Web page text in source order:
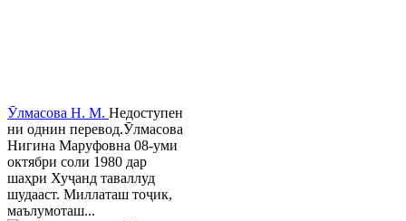
Ӯлмасова Н. М. Недоступен
ни однин перевод.Ӯлмасова
Нигина Маруфовна 08-уми
октябри соли 1980 дар
шаҳри Хуҷанд таваллуд
шудааст. Миллаташ тоҷик,
маълумоташ...